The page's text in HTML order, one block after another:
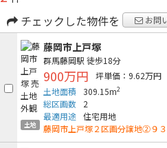
チェックした物件を
お問
土地
藤岡市上戸塚
群馬藤岡駅 徒歩18分
900万円
坪単価：9.62万円
土地面積
309.15m2
総区画数
2
最適用途 住宅用地
藤岡市上戸塚２区画分譲地②９３